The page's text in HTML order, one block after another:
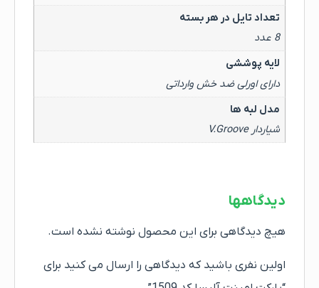
تعداد تایل در هر بسته
8 عدد
لایه پوششی
دارای اورلی ضد خش وارداتی
مدل لبه ها
شیاردار V.Groove
دیدگاهها
هیچ دیدگاهی برای این محصول نوشته نشده است.
اولین نفری باشید که دیدگاهی را ارسال می کنید برای